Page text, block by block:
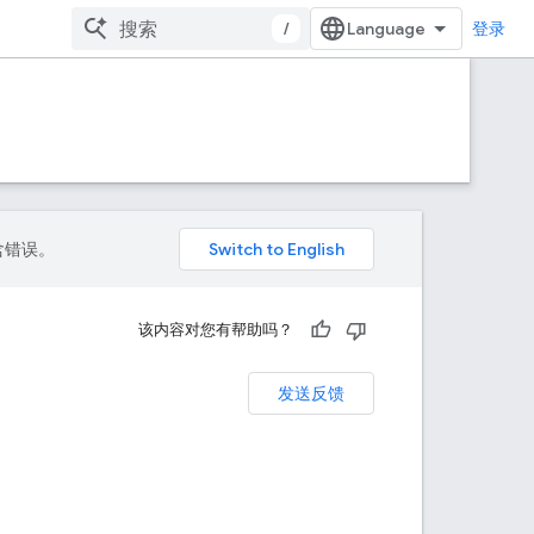
/ 登录
误。
该内容对您有帮助吗？
发送反馈